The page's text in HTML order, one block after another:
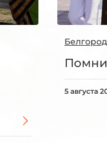
5 августа